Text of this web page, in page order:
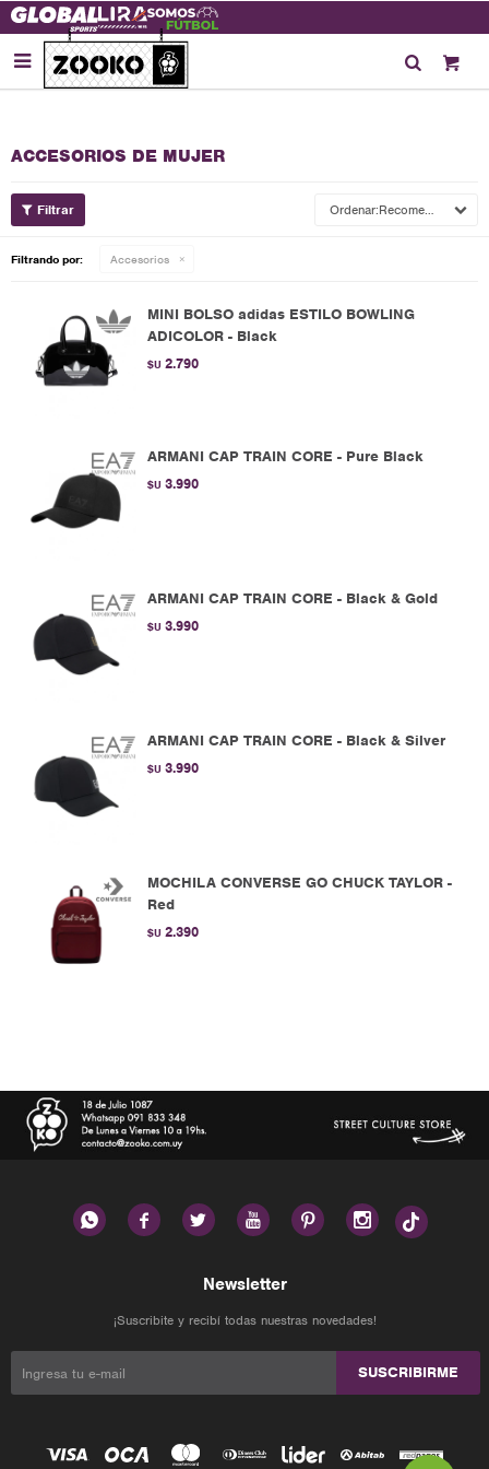

ACCESORIOS DE MUJER
Recomendados
Filtrando por: Accesorios
MINI BOLSO adidas ESTILO BOWLING
ADICOLOR - Black
$U 2.790
ARMANI CAP TRAIN CORE - Pure Black
$U 3.990
ARMANI CAP TRAIN CORE - Black & Gold
$U 3.990
ARMANI CAP TRAIN CORE - Black & Silver
$U 3.990
MOCHILA CONVERSE GO CHUCK TAYLOR -
Red
$U 2.390
     
Newsletter
¡Suscribite y recibí todas nuestras novedades!
SUSCRIBIRME